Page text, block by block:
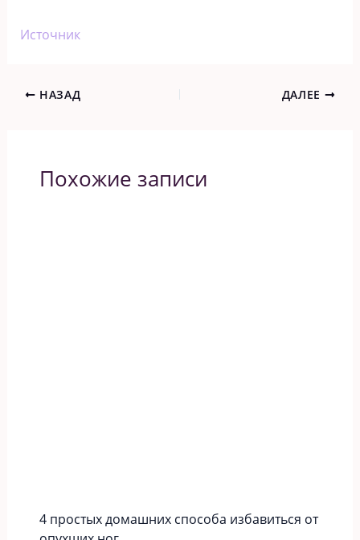
Источник
НАЗАД ДАЛЕЕ
Похожие записи
4 простых домашних способа избавиться от